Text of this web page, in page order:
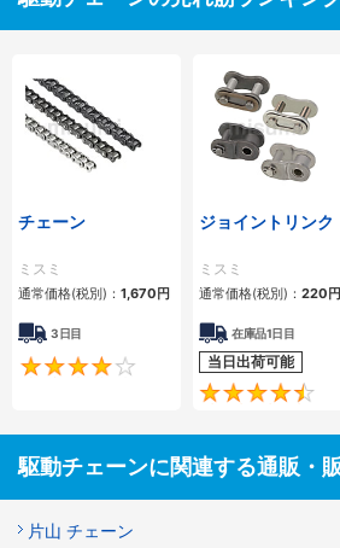
チェーン
ミスミ
通常価格(税別)： 1,670 円
3日目
4.2
ジョイントリンク
ミスミ
通常価格(税別)： 220 円
在庫品1日目
当日出荷可能
駆動チェーンに関連する通販・
片山 チェーン